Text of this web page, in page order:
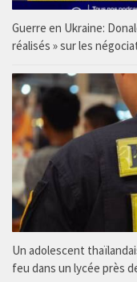
Guerre en Ukraine:
réalisés » sur les
Un adolescent
feu dans un lycée près